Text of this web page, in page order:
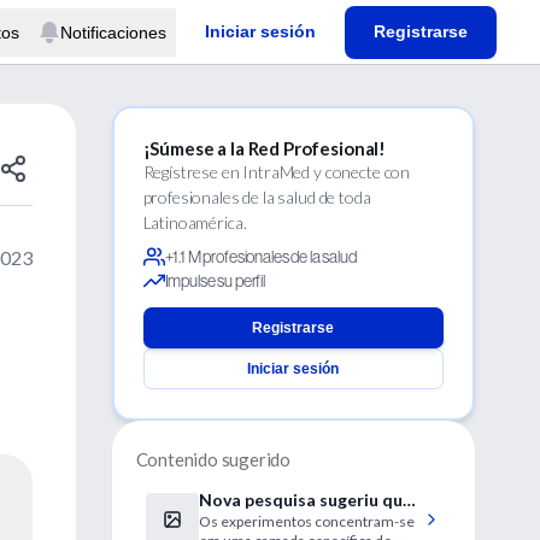
Notificaciones Iniciar sesión Registrarse
¡Súmese a la Red Profesional!
Regístrese en IntraMed y conecte con
profesionales de la salud de toda
Latinoamérica.
+1.1 M profesionales de la salud
Impulse su perfil
Registrarse
Iniciar sesión
Contenido sugerido
Nova pesquisa sugeriu que
o estresse celular na
Os experimentos concentram-se